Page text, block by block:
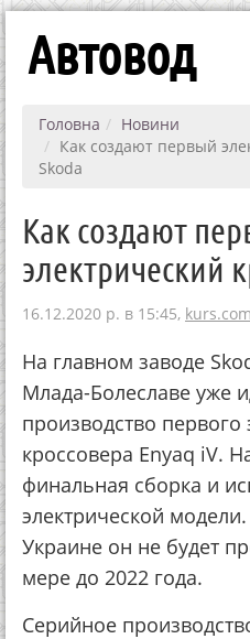
Автовод
Головна
Новини
Как создают первый
Skoda
Как создают
электрический
16.12.2020 р. в 15:45,
На главном заводе
Млада-Болеславе уже
производство первого
кроссовера Enyaq iV.
финальная сборка и
электрической
Украине он не будет
мере до 2022 года.
Серийное